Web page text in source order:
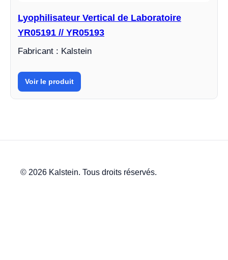
Lyophilisateur Vertical de Laboratoire
YR05191 // YR05193
Fabricant : Kalstein
Voir le produit
© 2026 Kalstein. Tous droits réservés.